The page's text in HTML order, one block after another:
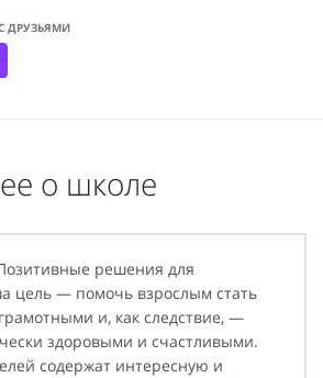
ДРУЗЬЯМИ
о школе
решения для
цель — помочь взрослым стать
и, как следствие, —
здоровыми и счастливыми.
содержат интересную и